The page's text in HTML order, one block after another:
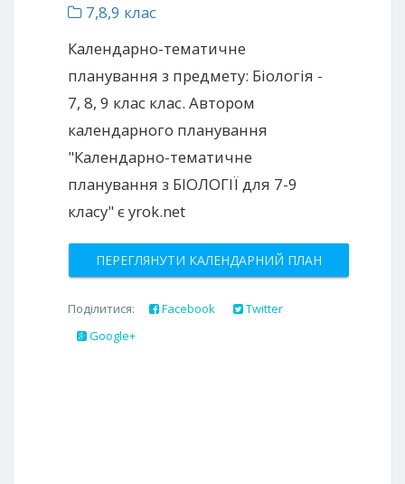
7,8,9 клас
Календарно-тематичне
планування з предмету: Біологія -
7, 8, 9 клас клас. Автором
календарного планування
"Календарно-тематичне
планування з БІОЛОГІЇ для 7-9
класу" є yrok.net
ПЕРЕГЛЯНУТИ КАЛЕНДАРНИЙ ПЛАН
Поділитися: Facebook
Twitter
Google+